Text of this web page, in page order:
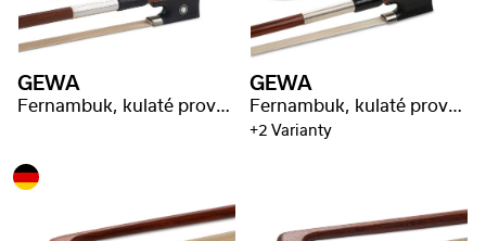
GEWA
Fernambuk, kulaté provedení, skvělá kvalita
GEWA
Fernambuk, kulaté provedení, lepší kvalita
+2 Varianty